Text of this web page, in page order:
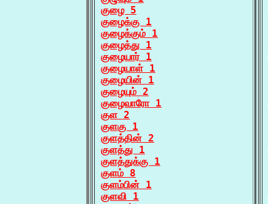
குழை 5
குழைக்கு 1
குழைக்கும் 1
குழைத்து 1
குழையார் 1
குழையாள் 1
குழையின் 1
குழையும் 2
குழைவாரோ 1
குள 2
குளகு 1
குளத்தின் 2
குளத்து 1
குளத்துக்கு 1
குளம் 8
குளம்பின் 1
குளவி 1